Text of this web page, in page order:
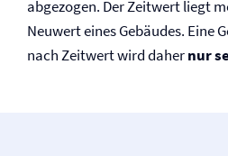
abgezogen. Der Zeitwert liegt
Neuwert eines Gebäudes. Eine
nach Zeitwert wird dahernur